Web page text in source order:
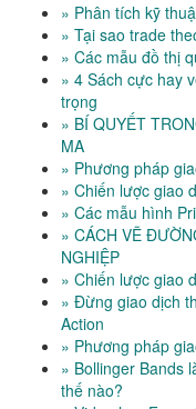
» Phân tích kỹ
» Tại sao trade
» Các mẫu đồ thị
» 4 Sách cực hay
trọng
» BÍ QUYẾT
MA
» Phương pháp
» Chiến lược giao
» Các mẫu hình
» CÁCH VẼ
NGHIỆP
» Chiến lược giao
» Đừng giao dịch
Action
» Phương pháp
» Bollinger Bands
thế nào?